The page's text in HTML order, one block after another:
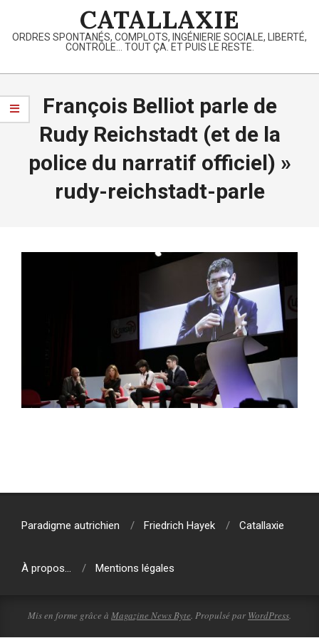
content
CATALLAXIE
ORDRES SPONTANÉS, COMPLOTS, INGÉNIERIE SOCIALE, LIBERTÉ,
CONTRÔLE… TOUT ÇA. ET PUIS LE RESTE.
Primary
Menu
François Belliot parle de
Rudy Reichstadt (et de la
police du narratif officiel) »
rudy-reichstadt-parle
02-
Paradigme autrichien
Friedrich Hayek Catallaxie
À propos… Mentions légales
Mis en forme grâce à Magazine News Byte . Propulsé par WordPress